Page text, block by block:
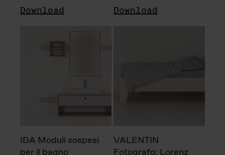
Download Download
IDA Moduli sospesi
per il bagno
VALENTIN
Fotografo: Lorenz